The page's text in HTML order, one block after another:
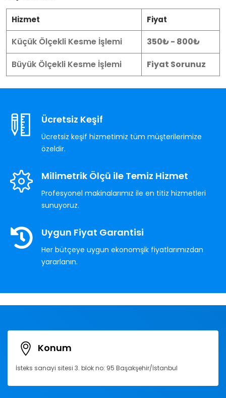
Hizmet Fiyat
Küçük Ölçekli Kesme İşlemi
350₺ - 800₺
Büyük Ölçekli Kesme İşlemi
Fiyat Sorunuz
Ücretsiz Keşif
Ücretsiz keşif hizmetimiz tüm müşterilerimize
özeldir.
Milimetrik Ölçü ile Temiz Hizmet
Profesyonel makinalarımız ile en titiz hizmetleri
sunuyoruz.
Uygun Fiyat Garantisi
Her bütçeye uygun ekonomşik fiyatlarımızdan
yararlanın.
Konum
İsteks sanayi sitesi 3. blok no: 95 Başakşehir/İstanbul